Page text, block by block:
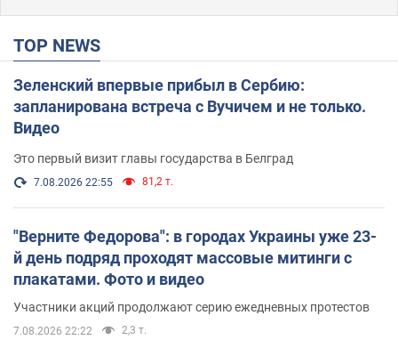
TOP NEWS
Зеленский впервые прибыл в Сербию:
запланирована встреча с Вучичем и не только.
Видео
Это первый визит главы государства в Белград
7.08.2026 22:55 81,2 т.
"Верните Федорова": в городах Украины уже 23-
й день подряд проходят массовые митинги с
плакатами. Фото и видео
Участники акций продолжают серию ежедневных протестов
7.08.2026 22:22 2,3 т.